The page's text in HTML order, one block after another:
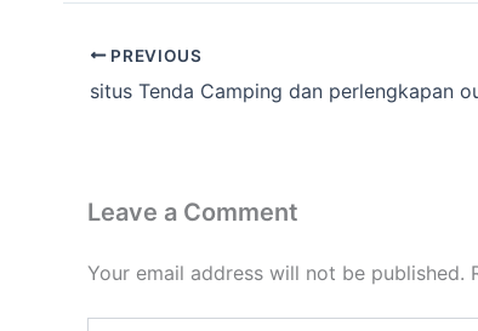
PREVIOUS
Leave a Comment
Your email address will not be published.